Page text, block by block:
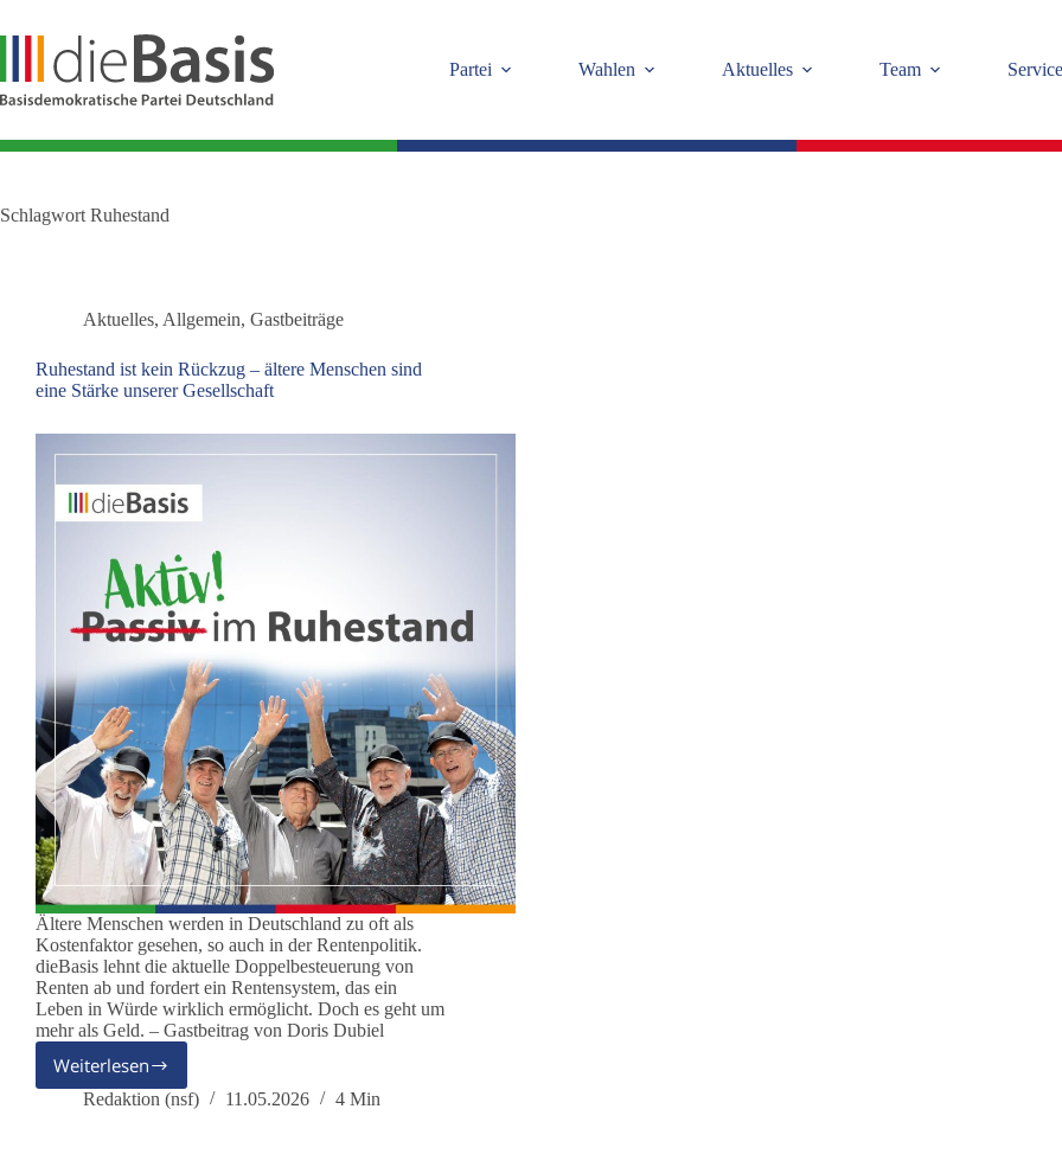
springen
Partei
Wahlen Aktuelles Team Service
Schlagwort Ruhestand
Aktuelles, Allgemein, Gastbeiträge
Ruhestand ist kein Rückzug – ältere Menschen sind
eine Stärke unserer Gesellschaft
Ältere Menschen werden in Deutschland zu oft als
Kostenfaktor gesehen, so auch in der Rentenpolitik.
dieBasis lehnt die aktuelle Doppelbesteuerung von
Renten ab und fordert ein Rentensystem, das ein
Leben in Würde wirklich ermöglicht. Doch es geht um
mehr als Geld. – Gastbeitrag von Doris Dubiel
WeiterlesenRuhestand
ist
Redaktion (nsf) 11.05.2026 4 Min